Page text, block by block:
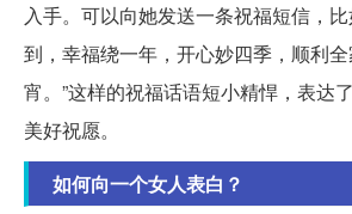
入手。可以向她发送一条祝福短信，
到，幸福绕一年，开心妙四季，顺利
宵。”这样的祝福话语短小精悍，表达
美好祝愿。
如何向一个女人表白？